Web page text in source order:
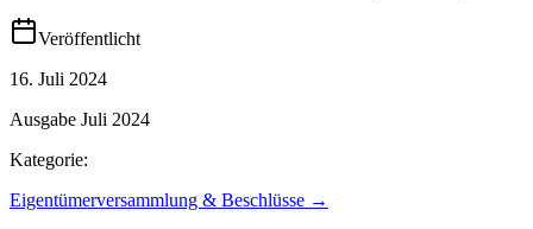
Veröffentlicht
16. Juli 2024
Ausgabe Juli 2024
Kategorie:
Eigentümerversammlung & Beschlüsse →